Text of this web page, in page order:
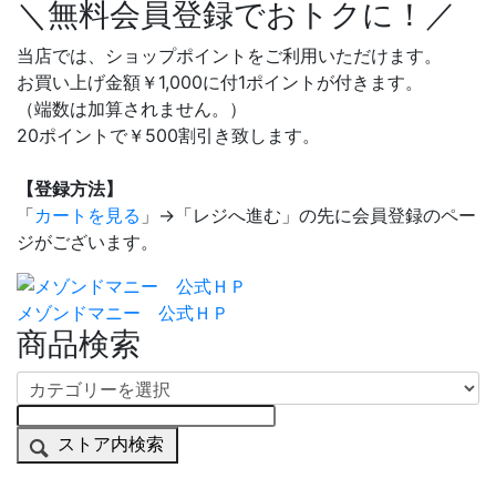
＼無料会員登録でおトクに！／
当店では、ショップポイントをご利用いただけます。
お買い上げ金額￥1,000に付1ポイントが付きます。
（端数は加算されません。）
20ポイントで￥500割引き致します。
【登録方法】
「カートを見る 」→「レジへ進む」の先に会員登録のペー
ジがございます。
メゾンドマニー 公式ＨＰ
商品検索
ストア内検索